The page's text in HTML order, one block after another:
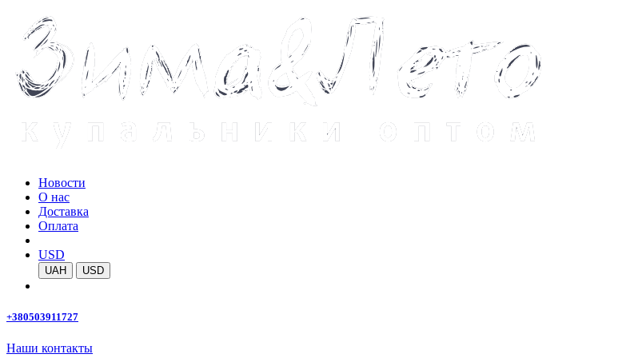
Новости
О нас
Доставка
Оплата
USD
UAH USD
+380503911727
Наши контакты